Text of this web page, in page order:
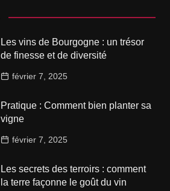
Les vins de Bourgogne : un trésor
de finesse et de diversité
février 7, 2025
Pratique : Comment bien planter sa
vigne
février 7, 2025
Les secrets des terroirs : comment
la terre façonne le goût du vin